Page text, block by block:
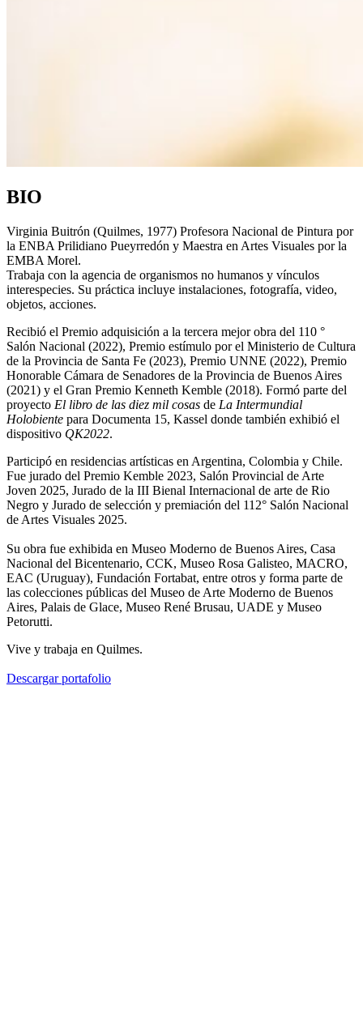
BIO
Virginia Buitrón (Quilmes, 1977) Profesora Nacional de Pintura por
la ENBA Prilidiano Pueyrredón y Maestra en Artes Visuales por la
EMBA Morel.
Trabaja con la agencia de organismos no humanos y vínculos
interespecies. Su práctica incluye instalaciones, fotografía, video,
objetos, acciones.
Recibió el Premio adquisición a la tercera mejor obra del 110 °
Salón Nacional (2022), Premio estímulo por el Ministerio de Cultura
de la Provincia de Santa Fe (2023), Premio UNNE (2022), Premio
Honorable Cámara de Senadores de la Provincia de Buenos Aires
(2021) y el Gran Premio Kenneth Kemble (2018). Formó parte del
proyecto El libro de las diez mil cosas de La Intermundial
Holobiente para Documenta 15, Kassel donde también exhibió el
dispositivo QK2022.
Participó en residencias artísticas en Argentina, Colombia y Chile.
Fue jurado del Premio Kemble 2023, Salón Provincial de Arte
Joven 2025, Jurado de la III Bienal Internacional de arte de Rio
Negro y Jurado de selección y premiación del 112° Salón Nacional
de Artes Visuales 2025.
Su obra fue exhibida en Museo Moderno de Buenos Aires, Casa
Nacional del Bicentenario, CCK, Museo Rosa Galisteo, MACRO,
EAC (Uruguay), Fundación Fortabat, entre otros y forma parte de
las colecciones públicas del Museo de Arte Moderno de Buenos
Aires, Palais de Glace, Museo René Brusau, UADE y Museo
Petorutti.
Vive y trabaja en Quilmes.
Descargar portafolio